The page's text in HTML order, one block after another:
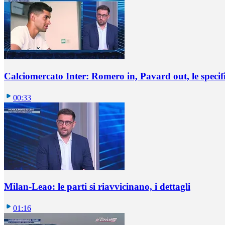
Calciomercato Inter: Romero in, Pavard out, le
00:33
Milan-Leao: le parti si riavvicinano, i dettagli
01:16